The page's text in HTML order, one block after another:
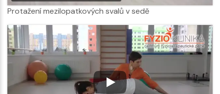
Protažení mezilopatkových svalů v sedě